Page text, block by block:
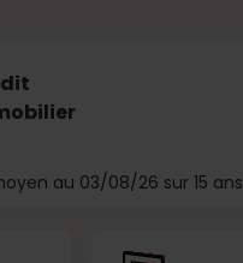
au 03/08/26 sur 15 ans